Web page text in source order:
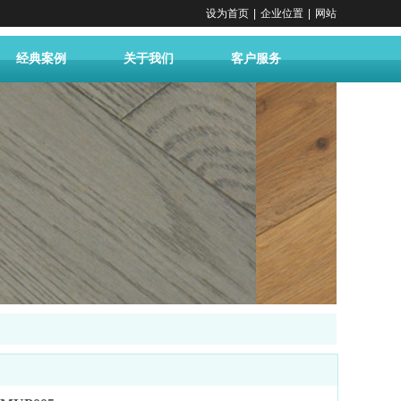
经典案例 关于我们 客户服务
设为首页 企业位置 网站